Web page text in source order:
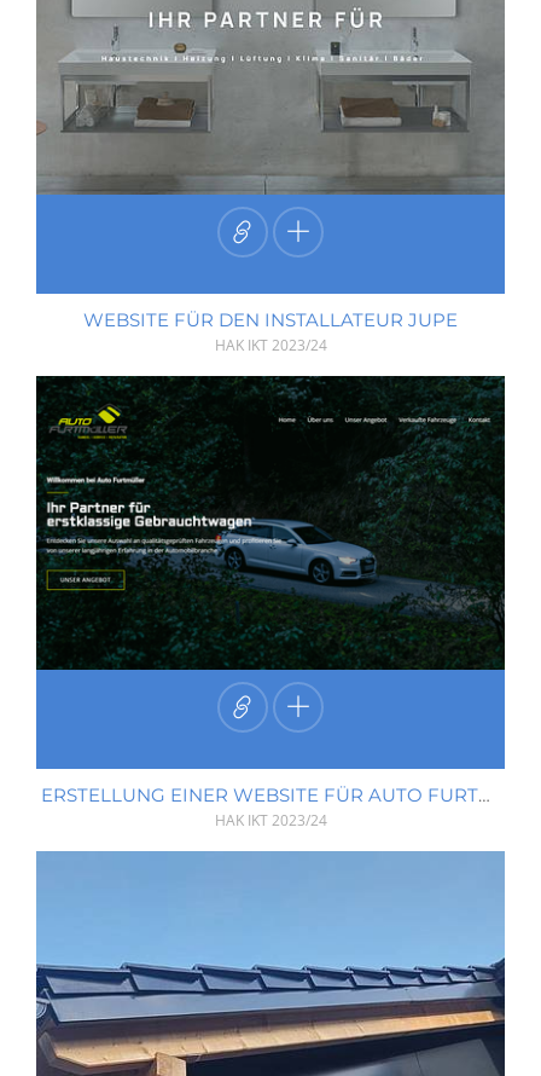
WEBSITE FÜR DEN INSTALLATEUR JUPE
HAK IKT2023/24
ERSTELLUNG EINER WEBSITE FÜR AUTO FURTMÜLLER
HAK IKT2023/24